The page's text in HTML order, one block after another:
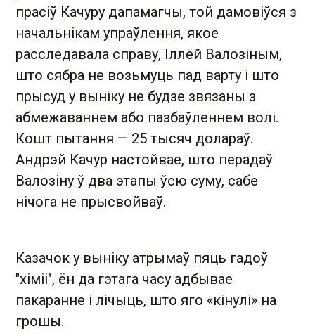
прасіў Качуру дапамагчы, той дамовіўся з
начальнікам упраўлення, якое
расследавала справу, Іллёй Валозіным,
што сябра не возьмуць пад варту і што
прысуд у выніку не будзе звязаны з
абмежаваннем або пазбаўленнем волі.
Кошт пытання — 25 тысяч долараў.
Андрэй Качур настойвае, што перадаў
Валозіну ў два этапы ўсю суму, сабе
нічога не прысвойваў.
Казачок у выніку атрымаў пяць гадоў
"хіміі", ён да гэтага часу адбывае
пакаранне і лічыць, што яго «кінулі» на
грошы.